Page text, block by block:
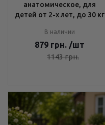
анатомическое, для
детей от 2-х лет, до 30 кг
В наличии
879 грн. /шт
1143грн.